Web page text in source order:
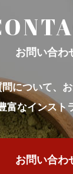
お問い合わ
について、
富なインスト
お問い合わ